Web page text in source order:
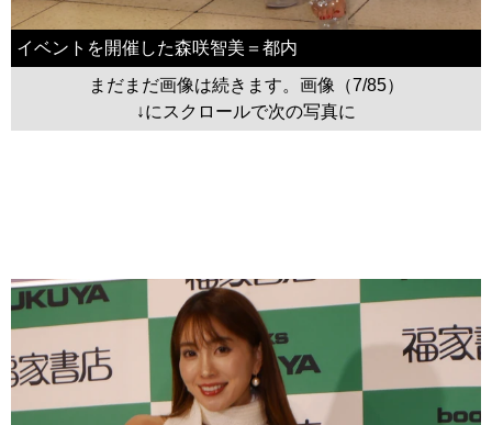
イベントを開催した森咲智美＝都内
まだまだ画像は続きます。画像（7/85）
↓にスクロールで次の写真に